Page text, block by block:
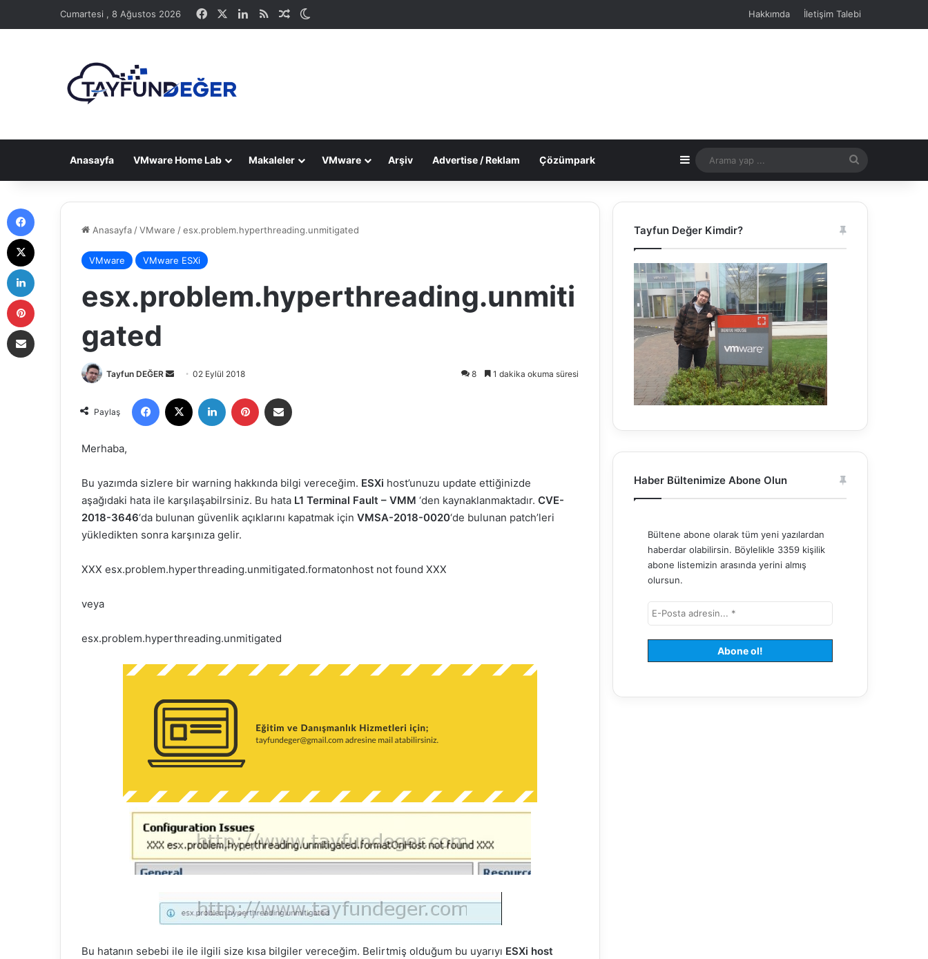
Cumartesi , 8 Ağustos 2026 Facebook LinkedIn
RSS Rastgele Makale Hakkımda İletişim Talebi
Anasayfa VMware Home Lab Makaleler VMware Arşiv Advertise / Reklam Çözümpark Kenar Bölmesi
yap
Anasayfa /VMware /esx.problem.hyperthreading.unmitigated
VMware VMware ESXi
esx.problem.hyperthreading.unmiti
gated
Tayfun DEĞER
r
e
s
t
a
g
n
m
02 Eylül 2018 8 1 dakika okuma süresi
Paylaş
Merhaba,
Bu yazımda sizlere bir warning hakkında bilgi vereceğim. ESXi host’unuzu update ettiğinizde
aşağıdaki hata ile karşılaşabilrsiniz. Bu hata L1 Terminal Fault – VMM ‘den kaynaklanmaktadır. CVE-
2018-3646‘da bulunan güvenlik açıklarını kapatmak için VMSA-2018-0020‘de bulunan patch’leri
yükledikten sonra karşınıza gelir.
XXX esx.problem.hyperthreading.unmitigated.formatonhost not found XXX
veya
esx.problem.hyperthreading.unmitigated
Bu hatanın sebebi ile ile ilgili size kısa bilgiler vereceğim. Belirtmiş olduğum bu uyarıyı ESXi host
Tayfun Değer Kimdir?
Haber Bültenimize Abone Olun
Bültene abone olarak tüm yeni yazılardan
haberdar olabilirsin. Böylelikle 3359 kişilik
abone listemizin arasında yerini almış
olursun.
Facebook